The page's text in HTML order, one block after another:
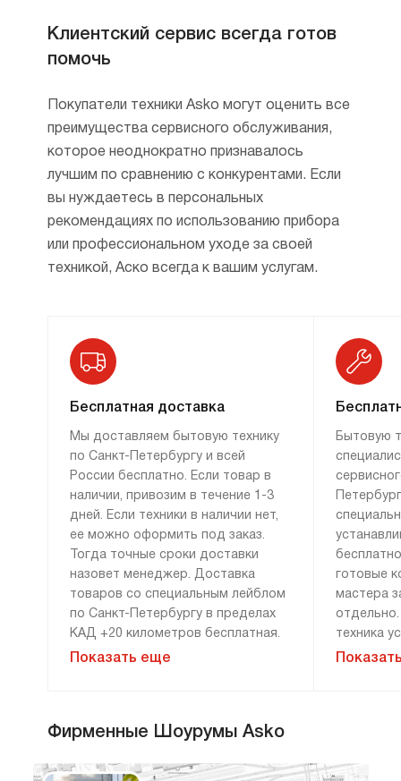
чем белая.
Также важным критерием при выборе
Рассмотрим все это подробнее.
Газовые варочные панели
Если у вас централизованное
на металле и на стеклокерамике, конфорки
из съемных чугунных рассекателей, которые
Система «Газ-контроль» прекратит подачу
газа, если огонь, например, залило.
Обратите внимание на интересную модель:
HG1145AB длинная, но узкая, и вы сможете
частично использовать столешницу,
в которую на встроена.
Электрические варочные
поверхности
Электрические варочные панели Аско
плоской, гофрированной ленты, и такие
конфорки нагреваются почти мгновенно, что
Клиентский сервис всегда готов
помочь
Покупатели техники Asko могут оценить все
преимущества сервисного обслуживания,
которое неоднократно признавалось
лучшим по сравнению с конкурентами. Если
вы нуждаетесь в персональных
рекомендациях по использованию прибора
или профессиональном уходе за своей
техникой, Аско всегда к вашим услугам.
Бесплатная доставка
Мы доставляем бытовую технику
по Санкт-Петербургу и всей
России бесплатно. Если товар в
наличии, привозим в течение 1-3
дней. Если техники в наличии нет,
ее можно оформить под заказ.
Тогда точные сроки доставки
назовет менеджер. Доставка
товаров со специальным лейблом
по Санкт-Петербургу в пределах
КАД +20 километров бесплатная.
По России привозим технику
возможна только при 100%
условия уточняйте у менеджера.
Показать еще
Бытовую
готовые
мастера
техника
Фирменные Шоурумы Asko